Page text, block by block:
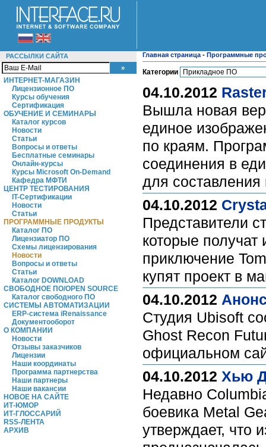
РАССЫЛКИ САЙТА
ИНТЕРНЕТ-МАГАЗИН
Лицензионное ПО
Курсы обучения
Сертификация
ОБУЧЕНИЕ И СЕМИНАРЫ
Каталог курсов
Новости
Статьи
Вопросы и ответы
Бесплатные семинары
Онлайн-курсы
Курсы Microsoft On-Demand
Кафедра МФТИ
ЦЕНТР ТЕСТИРОВАНИЯ
IT-Сертификации
Новости
Статьи
ПРОГРАММНЫЕ ПРОДУКТЫ
Каталог ПО
Лицензиатор ПО
Схемы лицензирования
Новости
Вопросы и ответы
Статьи
Каталог DOWNLOAD
СВОБОДНОЕ ПО/OPEN SOURCE
Каталог свободного ПО
СИСТЕМЫ АВТОМАТИЗАЦИИ
ERP-система iRenaissance
Документооборот
О КОМПАНИИ
Новости
Отзывы заказчиков
Лицензии
Наши координаты
Программа партнерства
Наши партнеры
Наши вакансии
НОВОЕ НА САЙТЕ
ИТ-ЮМОР
ИТ-ГЛОССАРИЙ
RSS-ЛЕНТА
АРХИВ
Главная страница - Программные
Категории
04.10.2012
Вышла новая
единое
по краям.
соединения в
для
04.10.2012
Представители
которые получат
приключение
купят проект в
04.10.2012
Студия Ubisoft
Ghost Recon
официальном
04.10.2012 Хью
Недавно
боевика Metal
утверждает, что